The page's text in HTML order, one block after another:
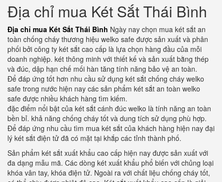
Địa chỉ mua Két Sắt Thái Bình
Địa chỉ mua Két Sắt Thái Bình Ngày nay chọn mua két sắt an
toàn chống cháy thương hiệu welko safe được sản xuất và phân
phối bởi công ty két sắt cao cấp là lựa chọn hàng đầu của mỗi
doanh nghiệp. két thông minh với thiết kế và sản xuất bằng thép
và đúc, dập hạn chế mối hàn tăng tính năng bảo vệ an toàn.
Để đáp ứng tốt hơn nhu cầu sử dụng két sắt chống cháy welko
safe trong nước hiện nay các sản phẩm két sắt an toàn welko
safe được nhiều khách hàng tìm kiếm.
đặc điểm nổi bật của két sắt cánh đúc welko là tính năng an toàn
bền bỉ. khả năng chống cháy tốt và dung tích sử dụng phù hợp.
Để đáp ứng nhu cầu tìm mua két sắt của khách hàng hiện nay đại
lý két sắt điện tử đã có mặt tại khắp các tỉnh thành phố.
Sản phẩm két sắt xuất khẩu cao cấp hiện nay được sản xuất với
đa dạng mẫu mã. Các dòng két xuất khẩu phổ biến với chủng loại
khóa vân tay, khóa điện tử. Ngoài ra với chất liệu chống cháy tốt,